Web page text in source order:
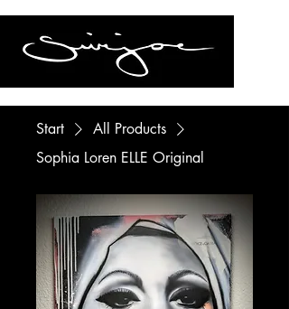
Start
All Products
Sophia Loren ELLE Original